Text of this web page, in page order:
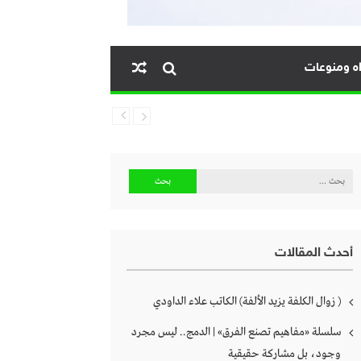
ومنوعات
البحث
أحدث المقالات
( زوال الكلفة يزيد الألفة) الكاتب علاء الداودي
سلسلة «مفاهيم تصنع الفرق» | الدمج.. ليس مجرد
وجود، بل مشاركة حقيقية